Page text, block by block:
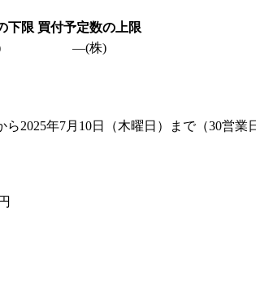
下限 買付予定数の上限
―(株)
2025年7月10日（木曜日）まで（30営業